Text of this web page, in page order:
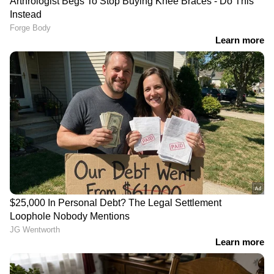
DOWNLOAD APP
RECOMMENDED STORIES
വെറുതെ കളയല്ലേ, ഇപ്പൊ
പൊന്നിന്റെ കുതിപ്പിന്